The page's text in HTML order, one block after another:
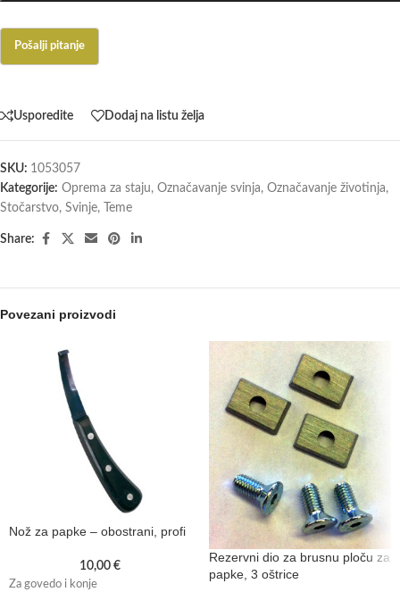
Usporedite Dodaj na listu želja
SKU: 1053057
Kategorije: Oprema za staju, Označavanje svinja, Označavanje životinja,
Stočarstvo, Svinje, Teme
Share:
Povezani proizvodi
Nož za papke – obostrani, profi
10,00 €
Za govedo i konje
Rezervni dio za brusnu ploču za
papke, 3 oštrice